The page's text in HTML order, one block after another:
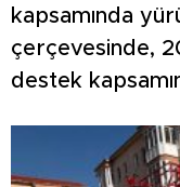
kapsamında
çerçevesinde,
destek